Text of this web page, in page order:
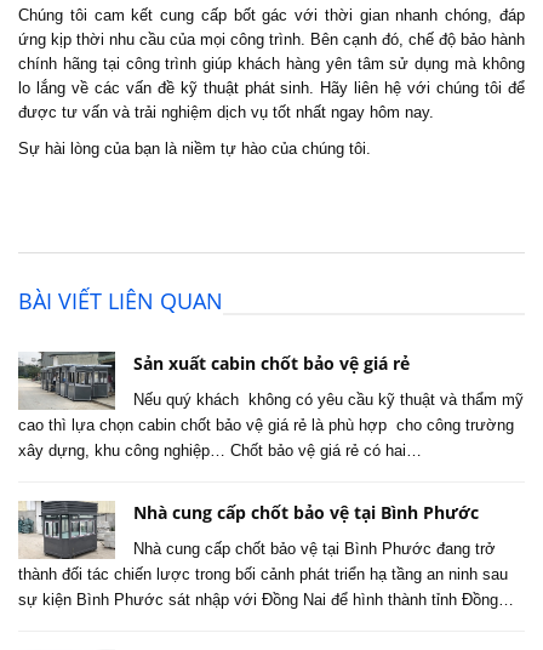
Chúng tôi cam kết cung cấp bốt gác với thời gian nhanh chóng, đáp
ứng kịp thời nhu cầu của mọi công trình. Bên cạnh đó, chế độ bảo hành
chính hãng tại công trình giúp khách hàng yên tâm sử dụng mà không
lo lắng về các vấn đề kỹ thuật phát sinh. Hãy liên hệ với chúng tôi để
được tư vấn và trải nghiệm dịch vụ tốt nhất ngay hôm nay.
Sự hài lòng của bạn là niềm tự hào của chúng tôi.
BÀI VIẾT LIÊN QUAN
Sản xuất cabin chốt bảo vệ giá rẻ
Nếu quý khách không có yêu cầu kỹ thuật và thẩm mỹ
cao thì lựa chọn cabin chốt bảo vệ giá rẻ là phù hợp cho công trường
xây dựng, khu công nghiệp… Chốt bảo vệ giá rẻ có hai…
Nhà cung cấp chốt bảo vệ tại Bình Phước
Nhà cung cấp chốt bảo vệ tại Bình Phước đang trở
thành đối tác chiến lược trong bối cảnh phát triển hạ tầng an ninh sau
sự kiện Bình Phước sát nhập với Đồng Nai để hình thành tỉnh Đồng…